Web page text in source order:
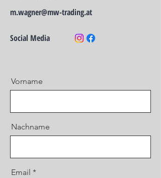
m.wagner@mw-trading.at
Social Media
Vorname
Nachname
Email